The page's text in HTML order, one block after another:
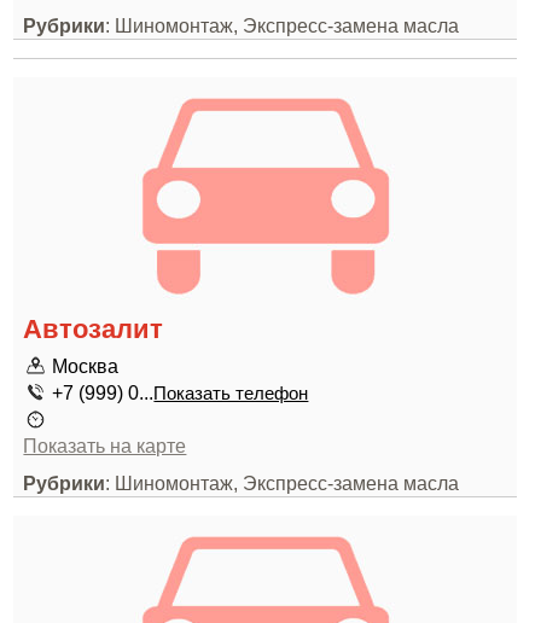
Рубрики: Шиномонтаж, Экспресс-замена масла
Автозалит
Москва
+7 (999) 0...Показать телефон
Показать на карте
Рубрики: Шиномонтаж, Экспресс-замена масла